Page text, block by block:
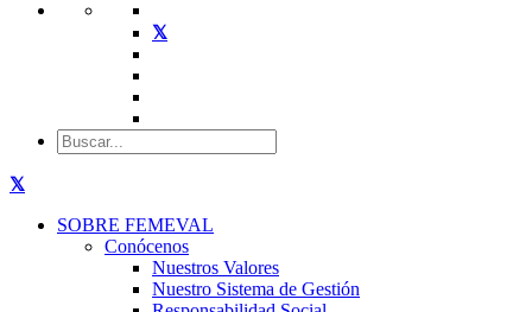
SOBRE FEMEVAL
Conócenos
Nuestros Valores
Nuestro Sistema de Gestión